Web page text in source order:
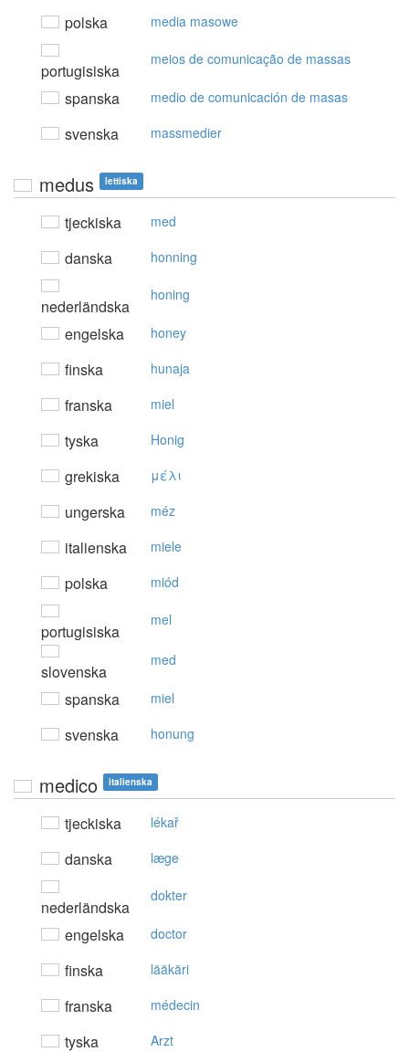
polska media masowe
portugisiska
meios de comunicação de massas
spanska medio de comunicación de masas
svenska massmedier
medus lettiska
tjeckiska med
danska honning
nederländska
honing
engelska honey
finska hunaja
franska miel
tyska Honig
grekiska μέλι
ungerska méz
italienska miele
polska miód
portugisiska
mel
slovenska
med
spanska miel
svenska honung
medico italienska
tjeckiska lékař
danska læge
nederländska
dokter
engelska doctor
finska lääkäri
franska médecin
tyska Arzt